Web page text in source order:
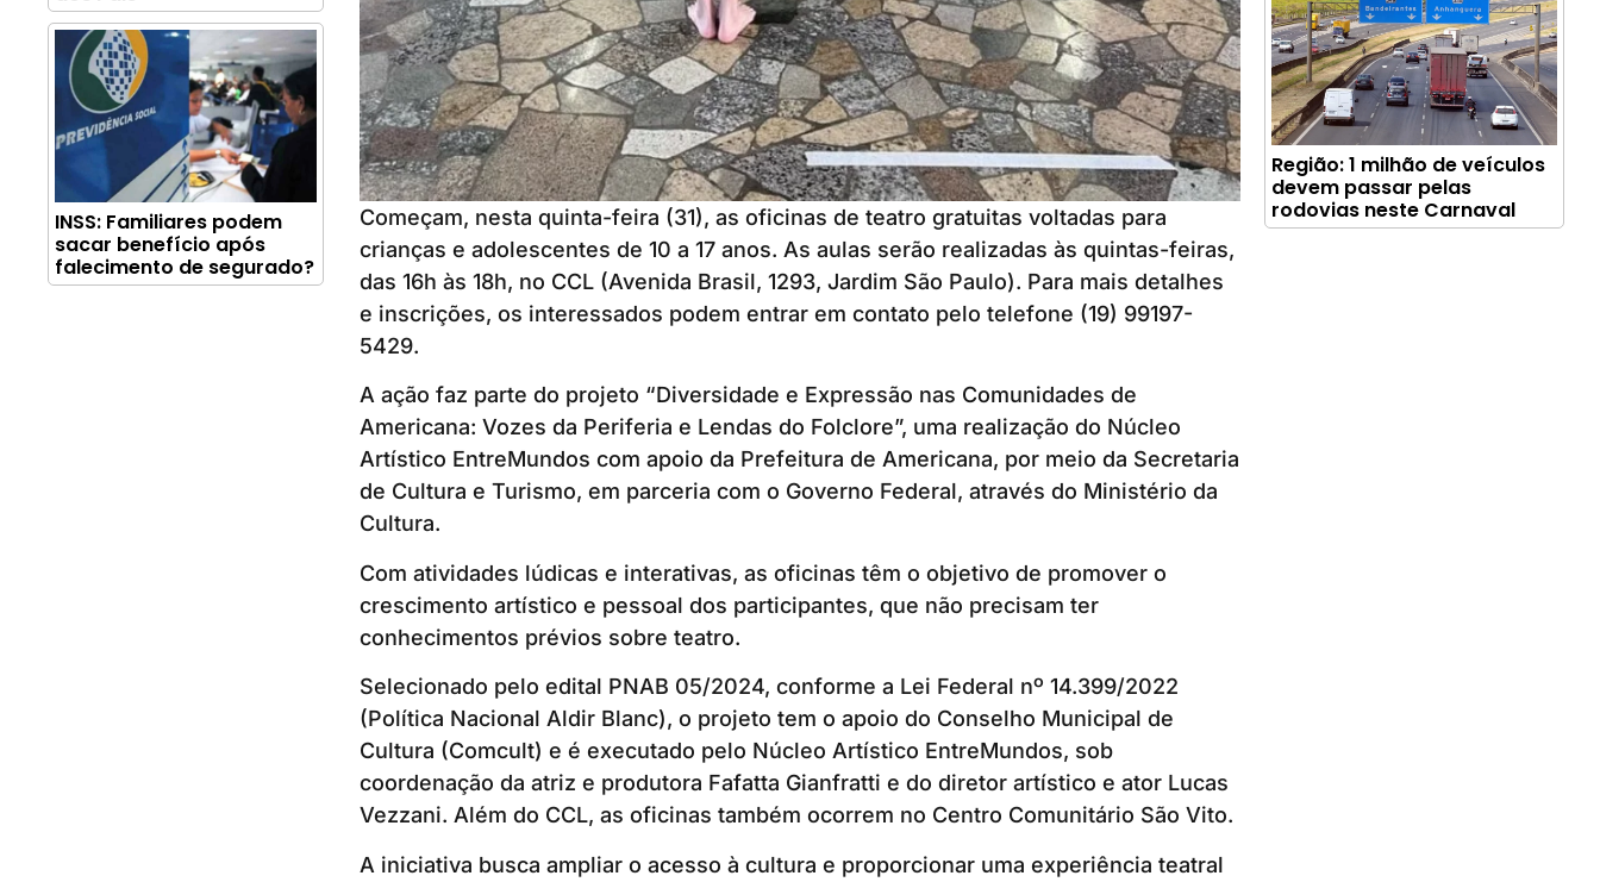
INSS: Familiares podem
sacar benefício após
falecimento de segurado?
Começam, nesta quinta-feira (31), as oficinas de teatro gratuitas voltadas para
crianças e adolescentes de 10 a 17 anos. As aulas serão realizadas às quintas-feiras,
das 16h às 18h, no CCL (Avenida Brasil, 1293, Jardim São Paulo). Para mais detalhes
e inscrições, os interessados podem entrar em contato pelo telefone (19) 99197-
5429.
A ação faz parte do projeto “Diversidade e Expressão nas Comunidades de
Americana: Vozes da Periferia e Lendas do Folclore”, uma realização do Núcleo
Artístico EntreMundos com apoio da Prefeitura de Americana, por meio da Secretaria
de Cultura e Turismo, em parceria com o Governo Federal, através do Ministério da
Cultura.
Com atividades lúdicas e interativas, as oficinas têm o objetivo de promover o
crescimento artístico e pessoal dos participantes, que não precisam ter
conhecimentos prévios sobre teatro.
Selecionado pelo edital PNAB 05/2024, conforme a Lei Federal nº 14.399/2022
(Política Nacional Aldir Blanc), o projeto tem o apoio do Conselho Municipal de
Cultura (Comcult) e é executado pelo Núcleo Artístico EntreMundos, sob
coordenação da atriz e produtora Fafatta Gianfratti e do diretor artístico e ator Lucas
Vezzani. Além do CCL, as oficinas também ocorrem no Centro Comunitário São Vito.
A iniciativa busca ampliar o acesso à cultura e proporcionar uma experiência teatral
Região: 1 milhão de veículos
devem passar pelas
rodovias neste Carnaval